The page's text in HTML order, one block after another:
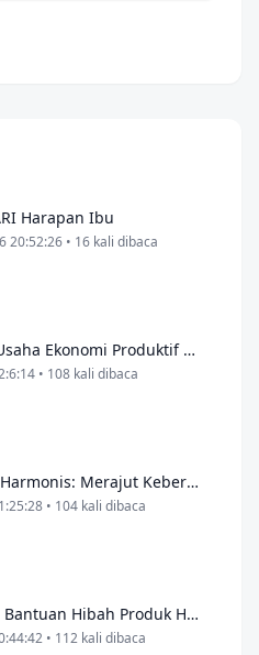
Harapan Ibu
20:52:26 • 16 kali dibaca
Peresmian Usaha Ekonomi Produktif Panti Muhammadiyah Pesisir Selatan
• 108 kali dibaca
BerAKHLAK Harmonis: Merajut Kebersamaan Melalui Rekreasi Edukatif Anak Asuh
• 104 kali dibaca
Penyerahan Bantuan Hibah Produk Hidup kepada PSAA Baitur Rafki As-Sa'diyah, Wujud Pelayanan Nyata untuk Masyarakat
• 112 kali dibaca